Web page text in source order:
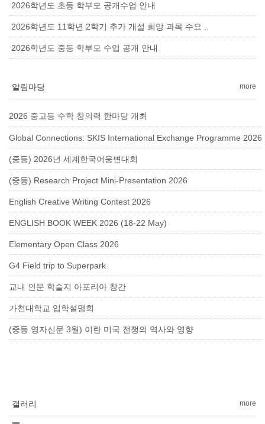
2026학년도 초등 학부모 공개수업 안내
2026학년도 11학년 2학기 추가 개설 희망 과목 수요 ..
2026학년도 중등 학부모 수업 공개 안내
알림마당 more
2026 중고등 수학 창의력 한마당 개최
Global Connections: SKIS International Exchange Programme 2026
(중등) 2026년 세계한국어웅변대회
(중등) Research Project Mini-Presentation 2026
English Creative Writing Contest 2026
ENGLISH BOOK WEEK 2026 (18-22 May)
Elementary Open Class 2026
G4 Field trip to Superpark
교내 인문 학술지 아포리아 창간
가천대학교 입학설명회
(중등 영자신문 3월) 이란 미국 전쟁의 역사와 영향
갤러리 more